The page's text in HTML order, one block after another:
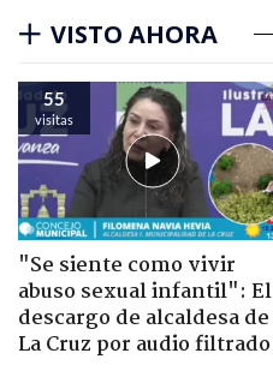
VISTO AHORA
55
visitas
"Se siente como vivir
abuso sexual infantil": El
descargo de alcaldesa de
La Cruz por audio filtrado